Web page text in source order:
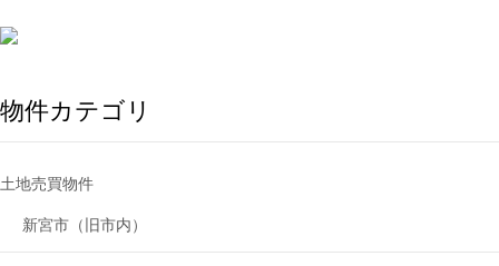
物件カテゴリ
土地売買物件
新宮市（旧市内）